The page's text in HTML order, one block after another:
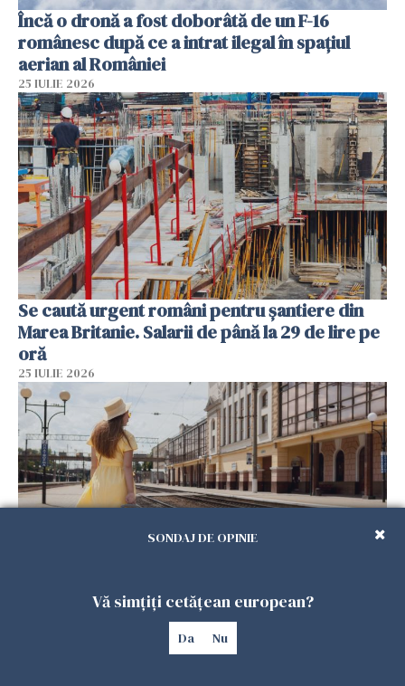
Încă o dronă a fost doborâtă de un F-16
românesc după ce a intrat ilegal în spațiul
aerian al României
25 IULIE 2026
Se caută urgent români pentru șantiere din
Marea Britanie. Salarii de până la 29 de lire pe
oră
25 IULIE 2026
Haos pe calea ferată în Italia! Timp de
aproape patru zile, trenurile spre Roma și
Milano pot întârzia până la 3 ore
SONDAJ DE OPINIE
Vă simțiți cetățean european?
Da Nu